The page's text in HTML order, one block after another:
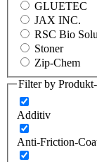
GLUETEC
JAX INC.
RSC Bio
Stoner
Zip-Chem
Filter by
Additiv
Anti-Friction-